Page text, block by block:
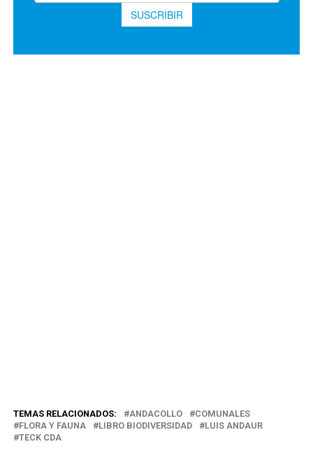
TEMAS RELACIONADOS: ANDACOLLO
COMUNALES
FLORA Y FAUNA
LIBRO BIODIVERSIDAD
LUIS ANDAUR
TECK CDA